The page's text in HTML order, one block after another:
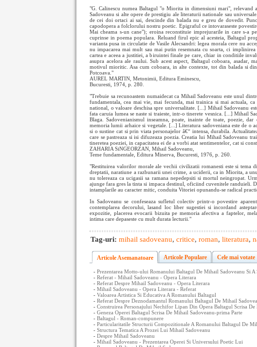
"G. Calinescu numea Baltagul "o Miorita in dimensiuni mari",
Sadoveanu si alte opere de prestigiu ale literaturii nationale sau
de cei doi ortaci ai sai, descinde din balada nu e greu de dovedit.
capodopera a folclorului nostru poetic. Epigraful ce intovaraseste
Mai cheama s-un cane"); eroina reconstituie imprejurarile in care s-a
cuprinse in poema populara. Reluand firul epic al acesteia, Baltagul
varianta pusa in circulatie de Vasile Alecsandri: legea morala cere nu
nu impacarea mai mult sau mai putin resemnata cu soarta, ci
cartea e aceea a justitiei, a biruintei finale pe care, chiar in conditiile
asupra acelora ale raului. Sub acest aspect, Baltagul coboara, asadar,
motivul mioritic. Asa cum coboara, in alte contexte, tot din balada si
Potcoava."
AUREL MARTIN, Metonimii, Editura Eminescu,
Bucuresti, 1974, p. 280.
"Trebuie sa recunoastem numaidecat ca Mihail Sadoveanu este unul
fundamentala, cea mai vie, mai fecunda, mai trainica si mai actuala,
national, o valoare deschisa spre universalitate. [...] Mihail Sadoveanu
fata caruia lumea se naste si traieste, intr-o tinerete vesnica. [...] Mihail
Blaga. Sadovenianismul inseamna, poate, inainte de toate, poezie,
memoria lumii arhaice si vegetale. [...] Literatura sadoveniana este de o
si o sustine cat si prin viata personajelor â€“ intensa, durabila.
care se pastreaza si isi difuzeaza poezia. Creatia lui Mihail Sadoveanu
tineretea poeziei, in capacitatea ei de a vorbi atat sentimentelor, cat si
ZAHARIA SiNGEORZAN, Mihail Sadoveanu,
Teme fundamentale, Editura Minerva, Bucuresti, 1976, p. 260.
"Restituirea valorilor morale ale vechii civilizatii romanesti este si tema
dreptatii, naratiune a razbunarii unei crime, a uciderii, ca in Miorita, a
nu tolereaza ca ucigasii sa ramana nepedepsiti si mortul neingropat.
ajunge fara gres la tinta si impaca destinul, oficiind cuvenitele randuieli.
intamplarile au caracter mitic, conduita Vitoriei opunandu-se radical
In Sadoveanu se confeseaza sufletul colectiv printr-o povestire
contemplarea decorului, lasand loc liber sugestiei si incordand
expozitie, placerea evocarii bizuita pe memoria afectiva a faptelor,
intima care depaseste cu mult durata lecturii."
Tag-uri: mihail sadoveanu, critice, roman, literatura,
Articole Asemanatoare Articole Populare Cele mai votate
- Prezentarea Motto-ului Romanului Baltagul De Mihail Sadoveanu Si A
- Referat - Mihail Sadoveanu - Opera Literara
- Referat Despre Mihail Sadoveanu - Opera Literara
- Mihail Sadoveanu - Opera Literara - Referat
- Valoarea Artistica Si Educativa A Romanului Baltagul
- Referat Despre Deznodamantul Romanului Baltagul De Mihail
- Construirea Personajului Nechifor Lipan Din Opera Baltagul Scrisa De
- Geneza Operei Baltagul Scrisa De Mihail Sadoveanu-prima Parte
- Baltagul - Roman-compunere
- Particularitatile Structurii Compozitionale A Romanului Baltagul De
- Structura Tematica A Prozei Lui Mihail Sadoveanu
- Despre Mihail Sadoveanu
- Mihail Sadoveanu - Prezentarea Operei Si Universului Poetic Lui